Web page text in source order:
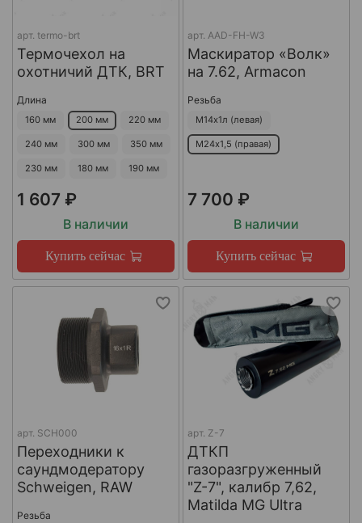
арт. termo-brt
Термочехол на
охотничий ДТК, BRT
Длина
160 мм 200 мм 220 мм
240 мм 300 мм 350 мм
230 мм 180 мм 190 мм
1 607 ₽
В наличии
Купить сейчас
арт. AAD-FH-W3
Маскиратор «Волк»
на 7.62, Armacon
Резьба
М14х1л (левая)
М24х1,5 (правая)
7 700 ₽
В наличии
Купить сейчас
арт. SCH000
Переходники к
саундмодератору
Schweigen, RAW
Резьба
арт. Z-7
ДТКП
газоразгруженный
"Z-7", калибр 7,62,
Matilda MG Ultra